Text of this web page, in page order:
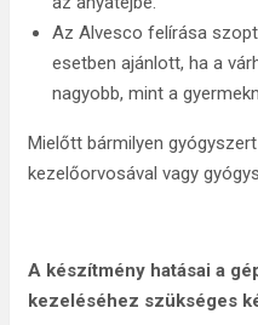
Az Alvesco felírása
esetben ajánlott, ha a
nagyobb, mint a
Mielőtt bármilyen
kezelőorvosával vagy
A készítmény hatásai a
kezeléséhez szükséges